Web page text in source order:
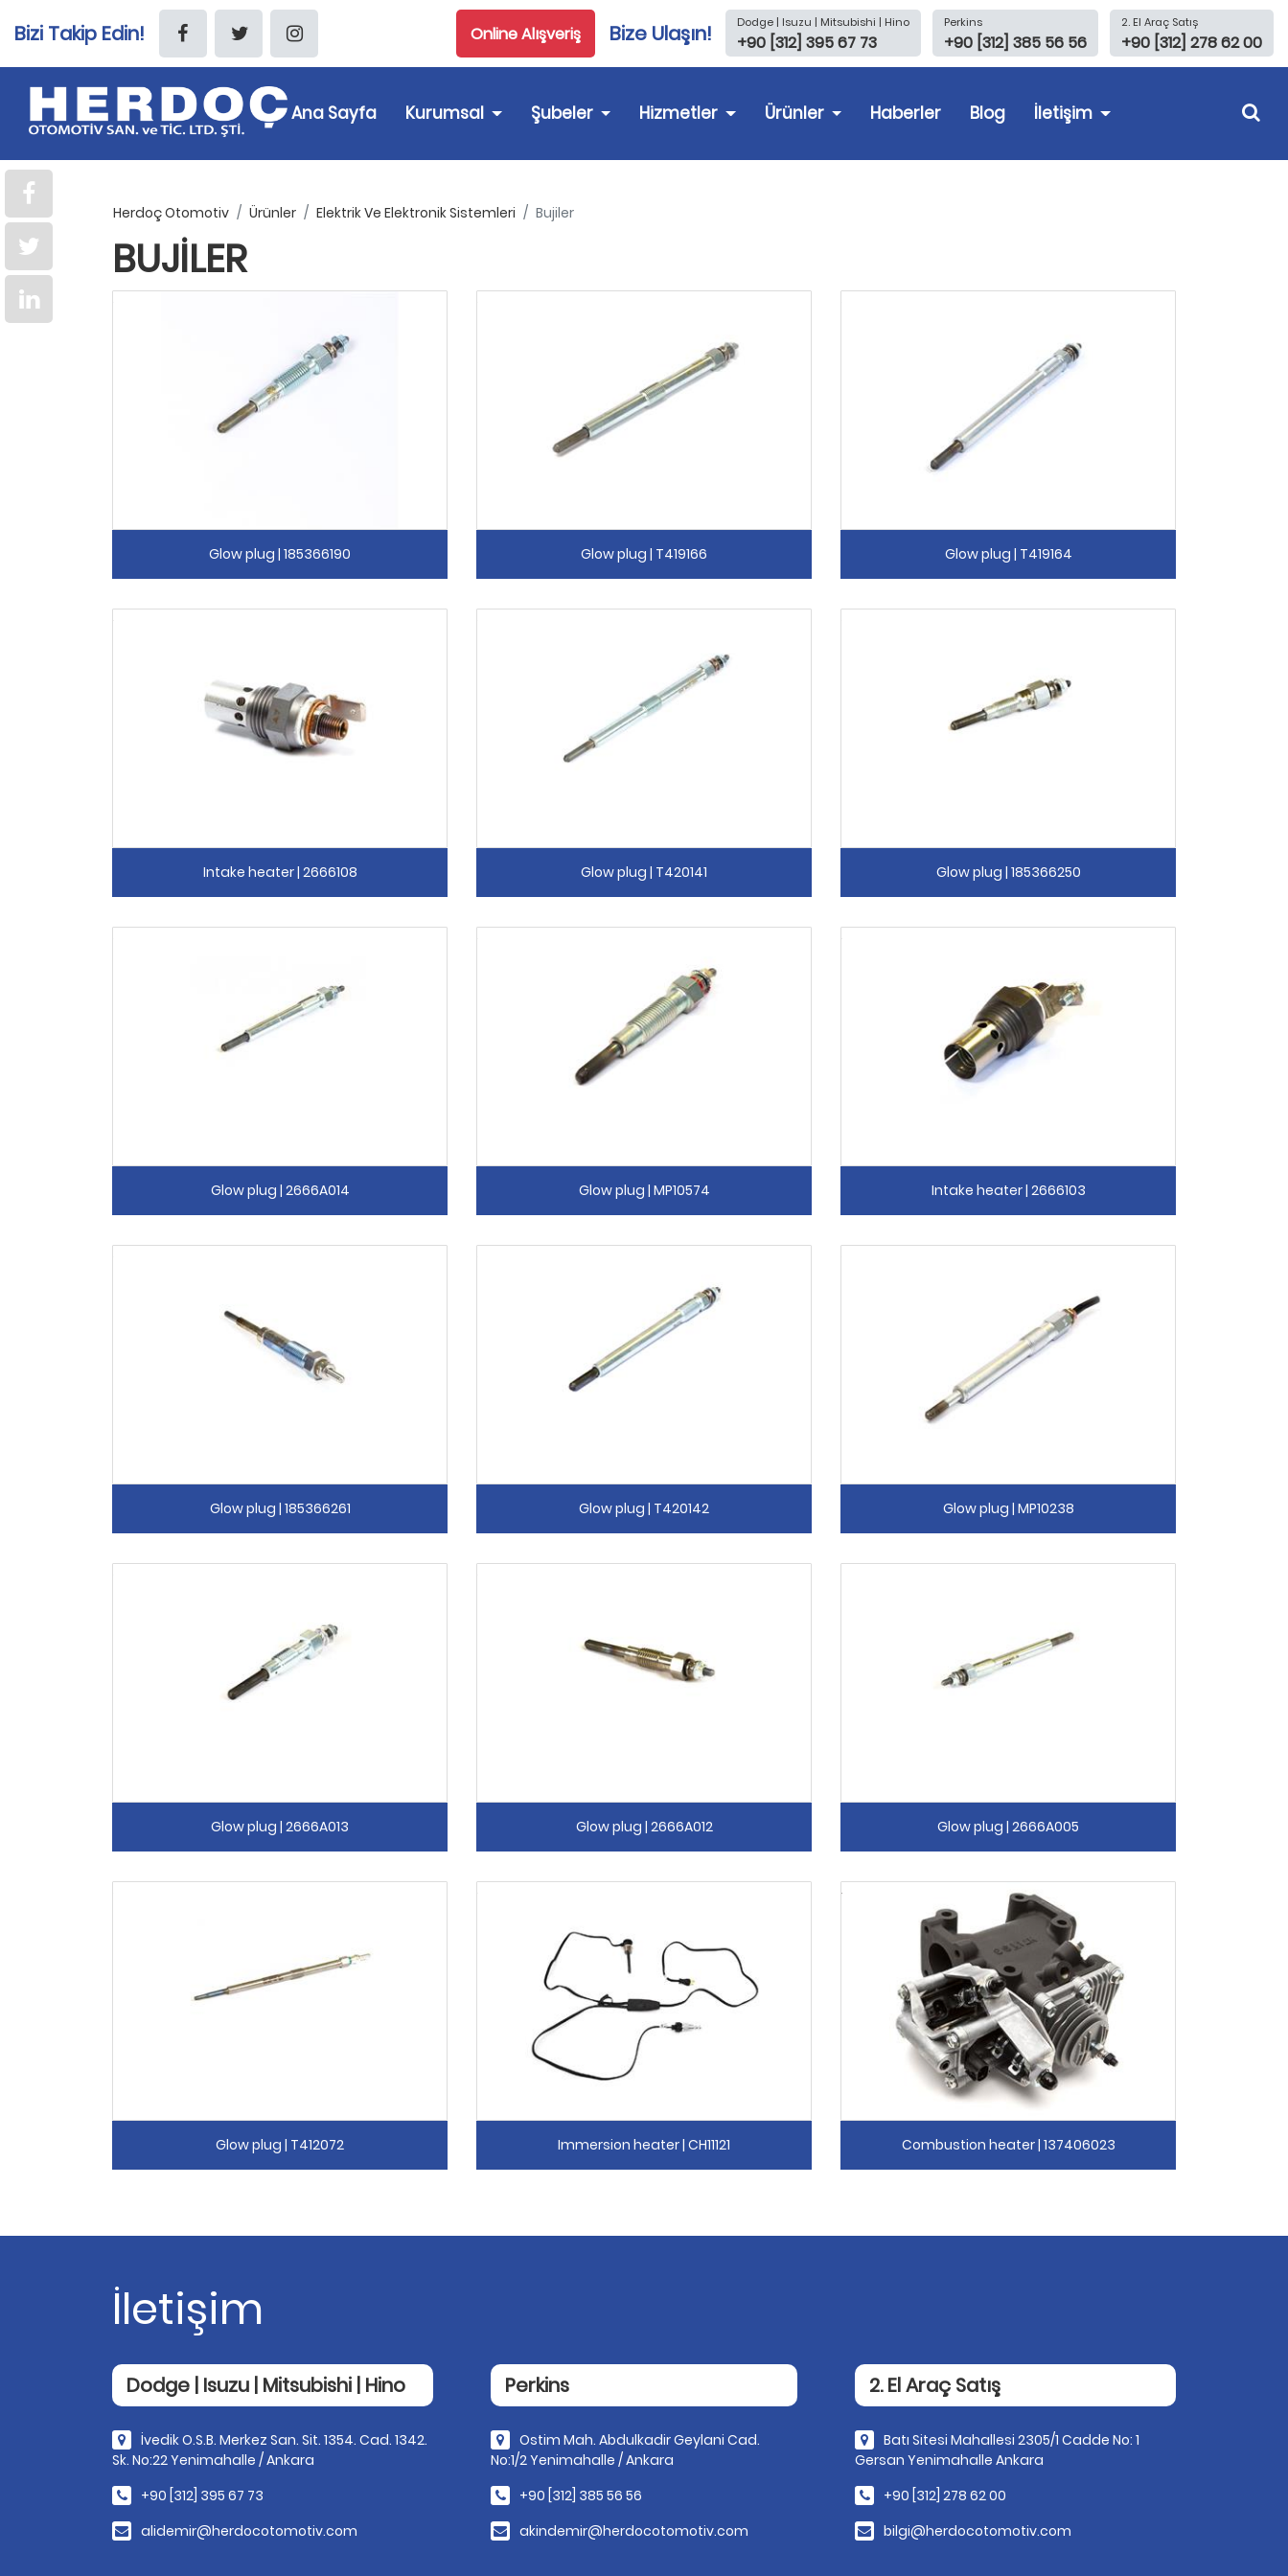
Bizi Takip Edin! 2. El Araç Satış
+90 [312] 278 62 00
Perkins
+90 [312] 385 56 56
Dodge | Isuzu | Mitsubishi | Hino
+90 [312] 395 67 73
Bize Ulaşın!
Online Alışveriş
Ana Sayfa Kurumsal Şubeler Hizmetler Ürünler Haberler Blog İletişim
Herdoç Otomotiv Ürünler Elektrik Ve Elektronik Sistemleri Bujiler
BUJILER
Glow plug | 185366190 Glow plug | T419166 Glow plug | T419164
Intake heater | 2666108 Glow plug | T420141 Glow plug | 185366250
Glow plug | 2666A014 Glow plug | MP10574 Intake heater | 2666103
Glow plug | 185366261 Glow plug | T420142 Glow plug | MP10238
Glow plug | 2666A013 Glow plug | 2666A012 Glow plug | 2666A005
Glow plug | T412072 Immersion heater | CH11121 Combustion heater | 137406023
İletişim
Dodge | Isuzu | Mitsubishi | Hino
İvedik O.S.B. Merkez San. Sit. 1354. Cad. 1342.
Sk. No:22 Yenimahalle / Ankara
+90 [312] 395 67 73
alidemir@herdocotomotiv.com
Perkins
Ostim Mah. Abdulkadir Geylani Cad.
No:1/2 Yenimahalle / Ankara
+90 [312] 385 56 56
akindemir@herdocotomotiv.com
2. El Araç Satış
Batı Sitesi Mahallesi 2305/1 Cadde No: 1
Gersan Yenimahalle Ankara
+90 [312] 278 62 00
bilgi@herdocotomotiv.com